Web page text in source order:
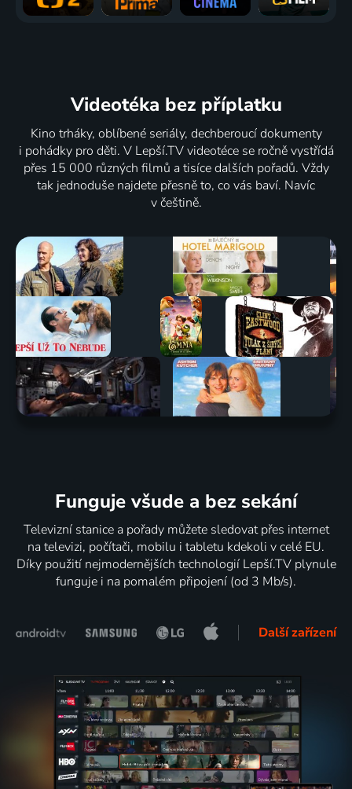
Videotéka bez příplatku
Kino trháky, oblíbené seriály, dechberoucí dokumenty
i pohádky pro děti. V Lepší.TV videotéce se ročně vystřídá
přes 15 000 různých filmů a tisíce dalších pořadů. Vždy
tak jednoduše najdete přesně to, co vás baví. Navíc
v češtině.
Funguje všude a bez sekání
Televizní stanice a pořady můžete sledovat přes internet
na televizi, počítači, mobilu i tabletu kdekoli v celé EU.
Díky použití nejmodernějších technologií Lepší.TV plynule
funguje i na pomalém připojení (od 3 Mb/s).
Další zařízení